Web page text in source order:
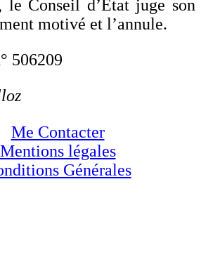
le Conseil d’État juge son
motivé et l’annule.
506209
Me Contacter
Mentions légales
Générales